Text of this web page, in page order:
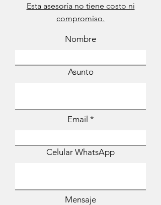
Esta asesoría no tiene costo ni
compromiso.
Nombre
Asunto
Email
Celular WhatsApp
Mensaje